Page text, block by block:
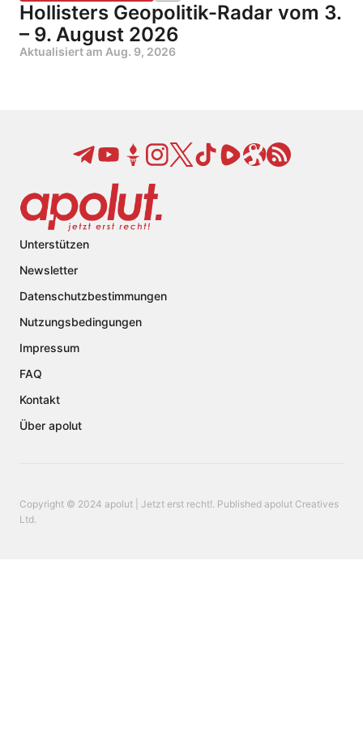
Hollisters Geopolitik-Radar vom 3.
– 9. August 2026
Aktualisiert am Aug. 9, 2026
Unterstützen
Newsletter
Datenschutzbestimmungen
Nutzungsbedingungen
Impressum
FAQ
Kontakt
Über apolut
Copyright © 2024 apolut | Jetzt erst recht!. Published apolut Creatives
Ltd.